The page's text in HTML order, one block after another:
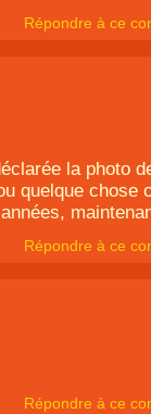
Répondre à ce
la photo
quelque chose
Répondre à ce
Répondre à ce